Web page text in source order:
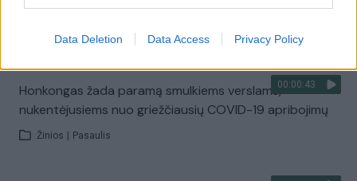
Data Deletion Data Access Privacy Policy
kausimės tik dėl pergalės
Žinios | Sportas
00:00:43
Honkongas žada paramą smulkiems verslams,
nukentėjusiems nuo griežčiausių COVID-19 apribojimų
Žinios Pasaulis